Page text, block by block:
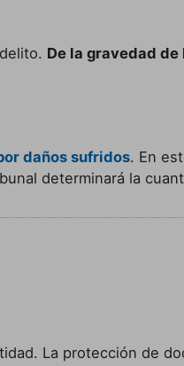
De la gravedad
daños sufridos. En
determinará la
La protección de